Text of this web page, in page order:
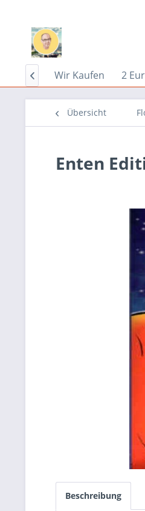
Home Wir Kaufen 2

Übersicht
Enten
Beschreibung